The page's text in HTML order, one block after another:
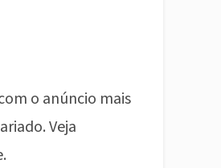
o anúncio mais
Veja